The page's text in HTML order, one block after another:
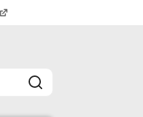
Sök
Fler supportlänkar